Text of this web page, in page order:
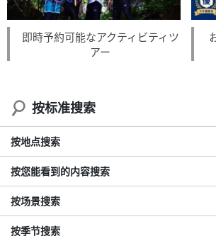
即時予約可能なアクティビティツ
アー
按标准搜索
按地点搜索
按您能看到的内容搜索
按场景搜索
按季节搜索